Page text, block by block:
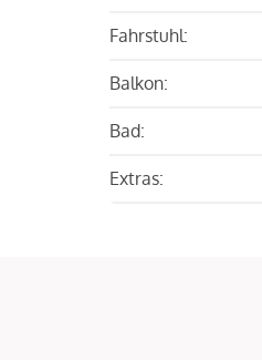
Fahrstuhl:
Balkon:
Bad:
Extras: